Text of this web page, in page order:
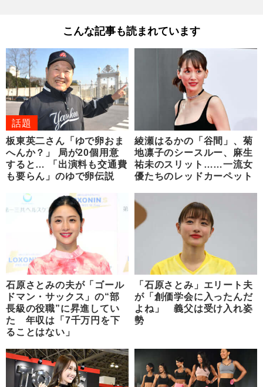
こんな記事も読まれています
話題
板東英二さん「ゆで卵おま
へんか？」 局が20個用意
すると… 「出演料も交通費
も要らん」のゆで卵伝説
綾瀬はるかの「谷間」、菊
地凛子のシースルー、麻生
祐未のスリット……一流女
優たちのレッドカーペット
石原さとみの夫が「ゴール
ドマン・サックス」の“部
長級の役職”に昇進してい
た 年収は「7千万円を下
ることはない」
「石原さとみ」エリート夫
が「創価学会に入ったんだ
よね」 義父は受け入れ姿
勢